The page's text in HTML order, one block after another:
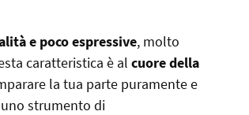
e poco espressive, molto
caratteristica è al cuore della
la tua parte puramente e
strumento di